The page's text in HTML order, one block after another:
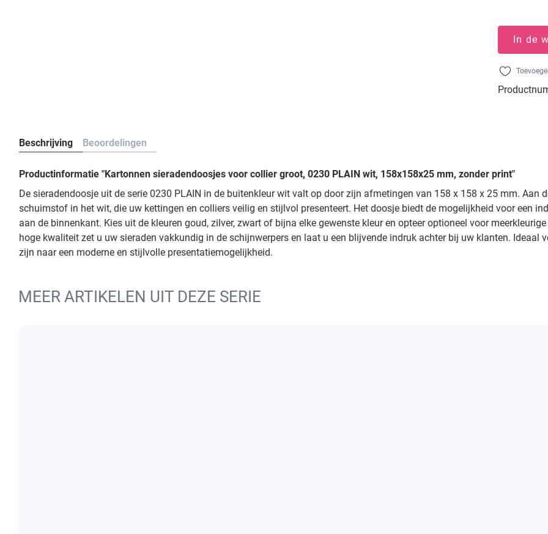
In de
Beschrijving Beoordelingen
Productinformatie "Kartonnen sieradendoosjes voor collier groot, 0230 PLAIN wit, 158x158x25 mm, zonder print"
De sieradendoosje uit de serie 0230 PLAIN in de buitenkleur wit valt op door zijn afmetingen van 158 x 158 x 25 mm. Aan
schuimstof in het wit, die uw kettingen en colliers veilig en stijlvol presenteert. Het doosje biedt de mogelijkheid voor een
aan de binnenkant. Kies uit de kleuren goud, zilver, zwart of bijna elke gewenste kleur en opteer optioneel voor
hoge kwaliteit zet u uw sieraden vakkundig in de schijnwerpers en laat u een blijvende indruk achter bij uw klanten. Ideaal
zijn naar een moderne en stijlvolle presentatiemogelijkheid.
MEER ARTIKELEN UIT DEZE SERIE